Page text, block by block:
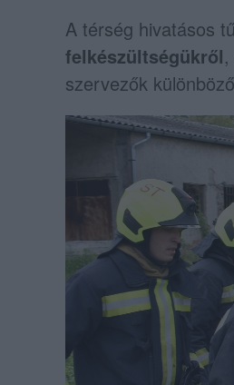
A térség hivatásos
felkészültségükről
szervezők